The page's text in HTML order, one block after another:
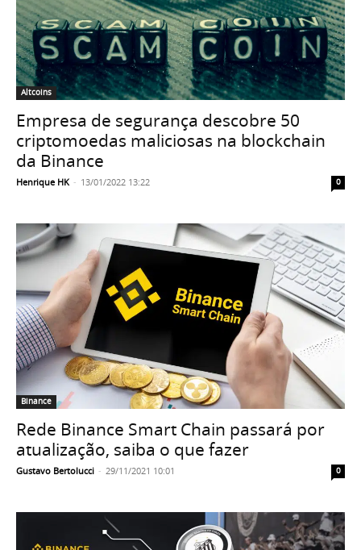
Altcoins
Empresa de segurança descobre 50
criptomoedas maliciosas na blockchain
da Binance
Henrique HK - 13/01/2022 13:22 0
Binance
Rede Binance Smart Chain passará por
atualização, saiba o que fazer
Gustavo Bertolucci - 29/11/2021 10:01 0